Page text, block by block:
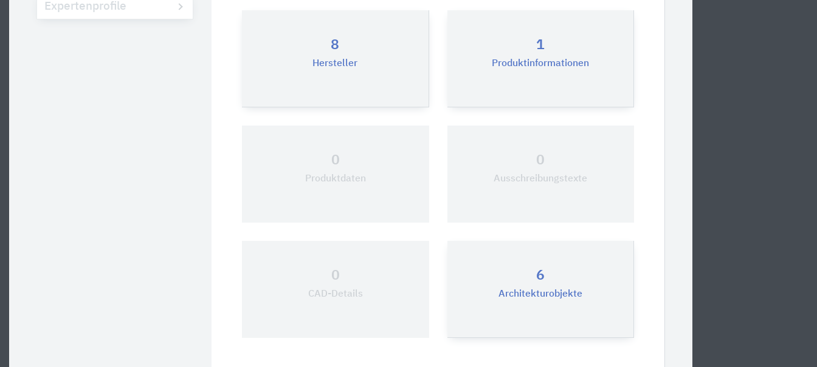
Expertenprofile
8
Hersteller
1
Produktinformationen
0
Produktdaten
0
Ausschreibungstexte
0
CAD-Details
6
Architekturobjekte